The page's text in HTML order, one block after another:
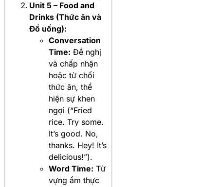
Unit 5 – Food and
Drinks (Thức ăn và
Đồ uống):
Conversation
Time: Đề nghị
và chấp nhận
hoặc từ chối
thức ăn, thể
hiện sự khen
ngợi (“Fried
rice. Try some.
It’s good. No,
thanks. Hey! It’s
delicious!”).
Word Time: Từ
vựng ẩm thực